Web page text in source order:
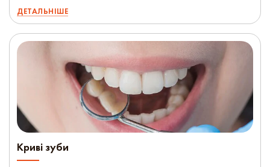
ДЕТАЛЬНІШЕ
Криві зуби